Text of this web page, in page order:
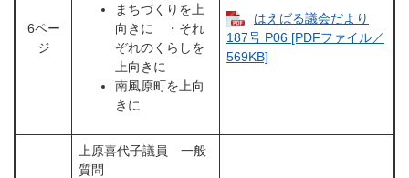
6ペー
ジ
まちづくりを上
向きに ・それ
ぞれのくらしを
上向きに
南風原町を上向
きに
はえばる議会だより
187号 P06 [PDFファイル／
569KB]
上原喜代子議員 一般
質問